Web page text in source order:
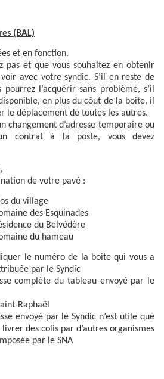
(BAL)
et en fonction.
pas et que vous souhaitez en obtenir
avec votre syndic. S’il en reste de
pourrez l’acquérir sans problème, s’il
en plus du côut de la boite, il
le déplacement de toutes les autres.
changement d’adresse temporaire ou
contrat à la poste, vous devez
de votre pavé :
du village
des Esquinades
du Belvédère
du hameau
le numéro de la boite qui vous a
par le Syndic
du tableau envoyé par le
Raphaël
envoyé par le Syndic n’est utile que
des colis par d’autres organismes
par le SNA